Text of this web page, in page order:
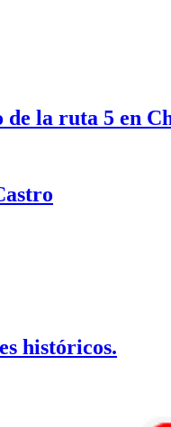
de la ruta 5 en
históricos.